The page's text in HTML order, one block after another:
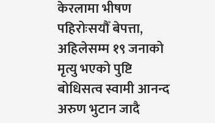
केरलामा भीषण
पहिरोःसयौँ बेपत्ता,
अहिलेसम्म १९ जनाको
मृत्यु भएको पुष्टि
बोधिसत्व स्वामी आनन्द
अरुण भुटान जादै